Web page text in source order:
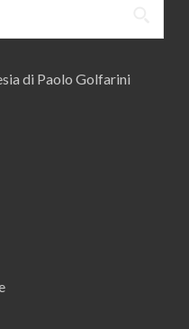
di Paolo Golfarini